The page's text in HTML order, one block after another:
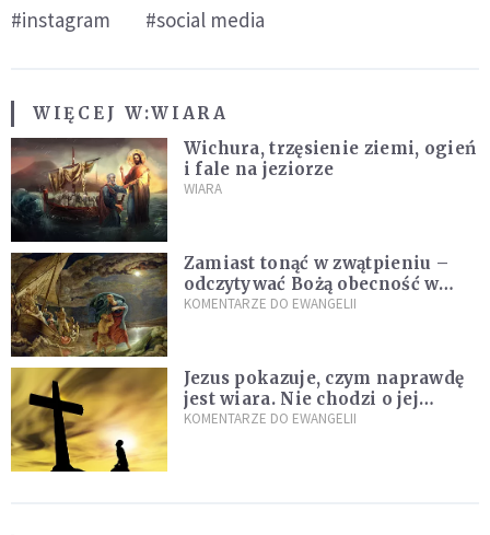
#instagram
#social media
WIĘCEJ W:WIARA
Wichura, trzęsienie ziemi, ogień
i fale na jeziorze
WIARA
Zamiast tonąć w zwątpieniu –
odczytywać Bożą obecność w
burzach codziennego życia
KOMENTARZE DO EWANGELII
Jezus pokazuje, czym naprawdę
jest wiara. Nie chodzi o jej
wielkość
KOMENTARZE DO EWANGELII